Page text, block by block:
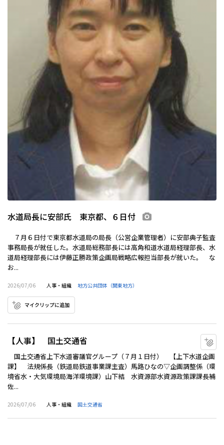
水道局長に安部氏 東京都、６日付
７月６日付で東京都水道局の局長（公営企業管理者）に安部典子監査
事務局長が就任した。水道局総務部長には高角和道水道局経理部長、水
道局経理部長には伊藤正勝政策企画局戦略広報担当部長が就いた。 な
お...
2026/07/06 人事・組織 地方公共団体（関東地方）
マイクリップに追加
【人事】 国土交通省
国土交通省上下水道審議官グループ（７月１日付） 【上下水道企画
課】 法規係長（鉄道局鉄道事業課主査）馬路ひなの▽企画調整係（環
境省水・大気環境局海洋環境課）山下結 水資源部水資源政策課課長補
佐...
2026/07/06 人事・組織 国土交通省